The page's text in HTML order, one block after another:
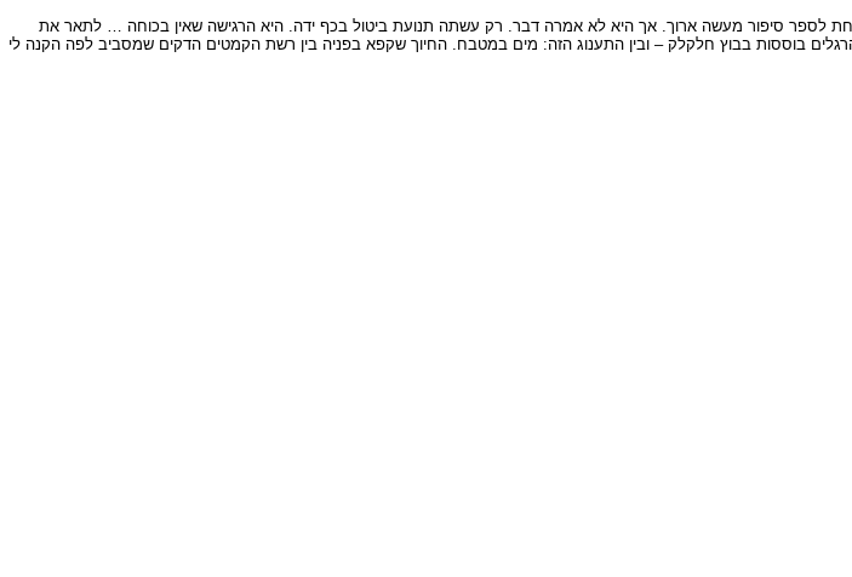
לספר סיפור מעשה ארוך. אך היא לא אמרה דבר. רק עשתה תנועת ביטול בכף ידה. היא הרגישה שאין בכוחה … לתאר את
בוססות בבוץ חלקלק – ובין התענוג הזה: מים במטבח. החיוך שקפא בפניה בין רשת הקמטים הדקים שמסביב לפה הקנה לי